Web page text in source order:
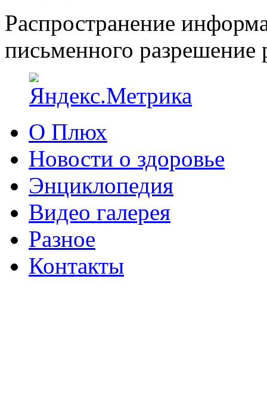
Распространение
письменного разрешение
О Плюх
Новости о здоровье
Энциклопедия
Видео галерея
Разное
Контакты